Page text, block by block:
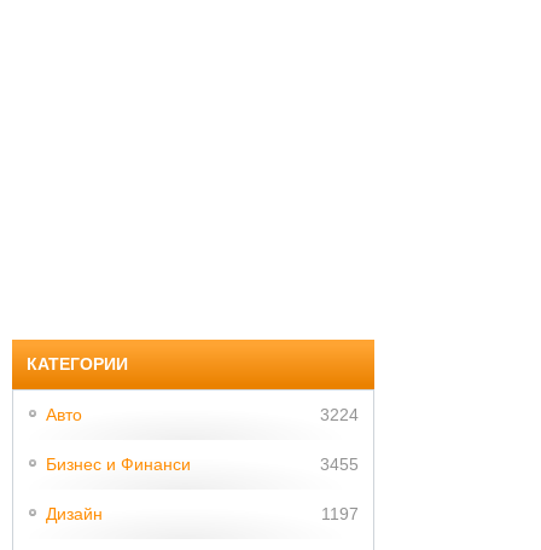
КАТЕГОРИИ
Авто 3224
Бизнес и Финанси 3455
Дизайн 1197